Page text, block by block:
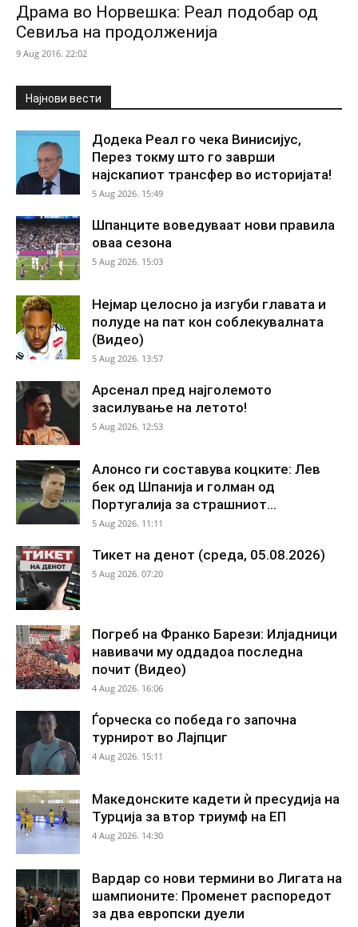
Драма во Норвешка: Реал подобар од
Севиља на продолженија
9 Aug 2016. 22:02
Најнови вести
Додека Реал го чека Винисијус,
Перез токму што го заврши
најскапиот трансфер во историјата!
5 Aug 2026. 15:49
Шпанците воведуваат нови правила
оваа сезона
5 Aug 2026. 15:03
Нејмар целосно ја изгуби главата и
полуде на пат кон соблекувалната
(Видео)
5 Aug 2026. 13:57
Арсенал пред најголемото
засилување на летото!
5 Aug 2026. 12:53
Алонсо ги составува коцките: Лев
бек од Шпанија и голман од
Португалија за страшниот...
5 Aug 2026. 11:11
Тикет на денот (среда, 05.08.2026)
5 Aug 2026. 07:20
Погреб на Франко Барези: Илјадници
навивачи му оддадоа последна
почит (Видео)
4 Aug 2026. 16:06
Ѓорческа со победа го започна
турнирот во Лајпциг
4 Aug 2026. 15:11
Македонските кадети ѝ пресудија на
Турција за втор триумф на ЕП
4 Aug 2026. 14:30
Вардар со нови термини во Лигата на
шампионите: Променет распоредот
за два европски дуели